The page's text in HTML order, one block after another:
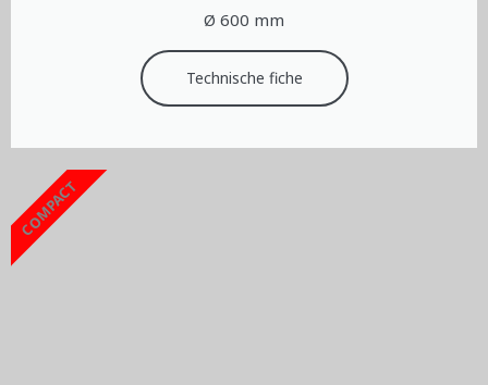
Ø 600 mm
Technische fiche
COMPACT